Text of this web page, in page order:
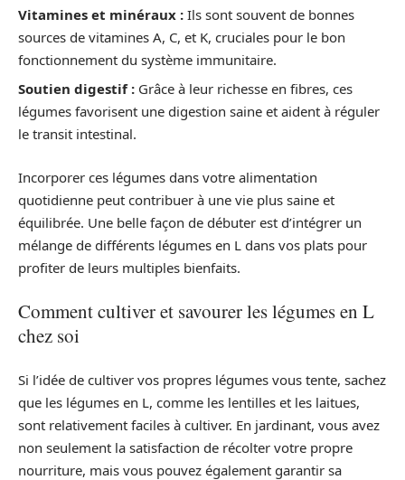
Vitamines et minéraux : Ils sont souvent de bonnes
sources de vitamines A, C, et K, cruciales pour le bon
fonctionnement du système immunitaire.
Soutien digestif : Grâce à leur richesse en fibres, ces
légumes favorisent une digestion saine et aident à réguler
le transit intestinal.
Incorporer ces légumes dans votre alimentation
quotidienne peut contribuer à une vie plus saine et
équilibrée. Une belle façon de débuter est d’intégrer un
mélange de différents légumes en L dans vos plats pour
profiter de leurs multiples bienfaits.
Comment cultiver et savourer les légumes en L
chez soi
Si l’idée de cultiver vos propres légumes vous tente, sachez
que les légumes en L, comme les lentilles et les laitues,
sont relativement faciles à cultiver. En jardinant, vous avez
non seulement la satisfaction de récolter votre propre
nourriture, mais vous pouvez également garantir sa